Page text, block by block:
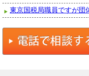
東京国税局職員ですが団